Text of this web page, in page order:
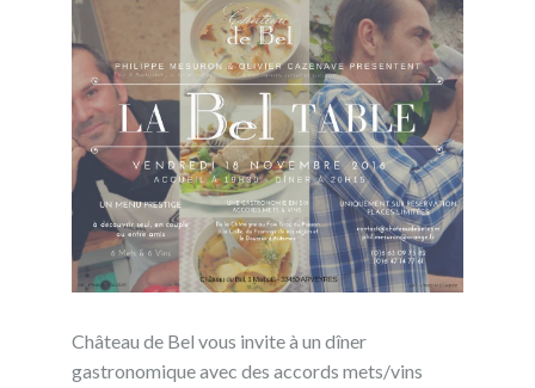
Château de Bel vous invite à un dîner
gastronomique avec des accords mets/vins